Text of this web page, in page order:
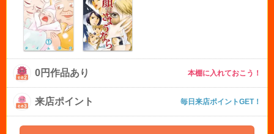
0円作品あり 本棚に入れておこう！
来店ポイント 毎日来店ポイントGET！